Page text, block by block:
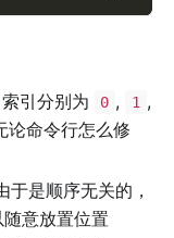
引分别为 0 , 1 ,
论命令行怎么修
于是顺序无关的，
意放置位置